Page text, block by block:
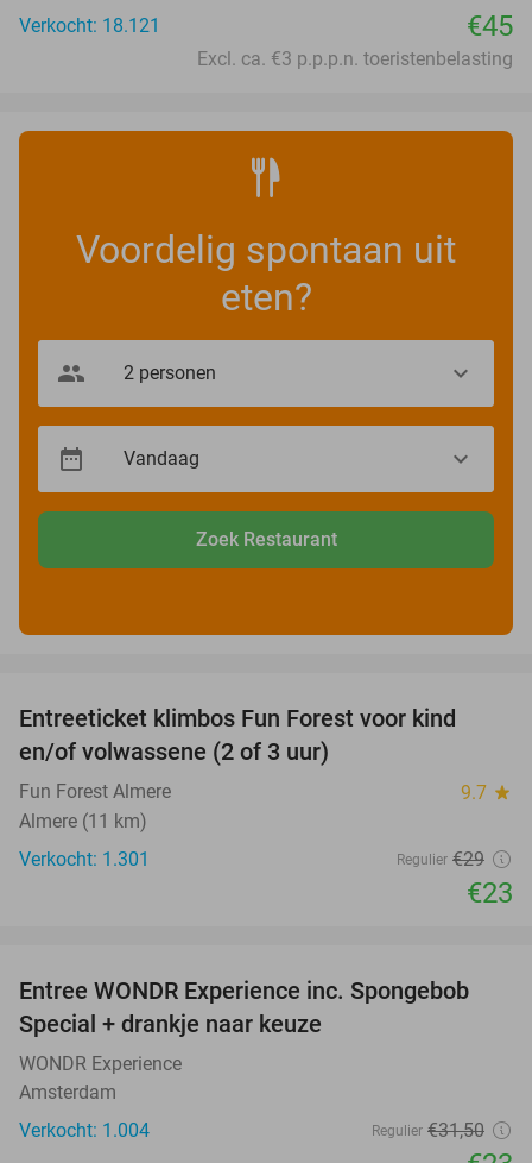
Verkocht: 18.121
€45
Excl. ca. €3 p.p.p.n. toeristenbelasting
Voordelig spontaan uit
eten?
Zoek Restaurant
Entreeticket klimbos Fun Forest voor kind
en/of volwassene (2 of 3 uur)
Fun Forest Almere 9.7 star
Almere (11 km)
Verkocht: 1.301
Regulier €29
€23
27%
Entree WONDR Experience inc. Spongebob
Special + drankje naar keuze
WONDR Experience
Amsterdam
Verkocht: 1.004
Regulier €31,50